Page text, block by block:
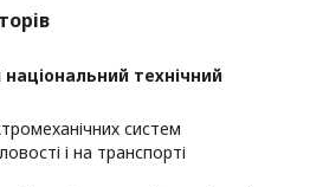
національний технічний
систем
і на транспорті